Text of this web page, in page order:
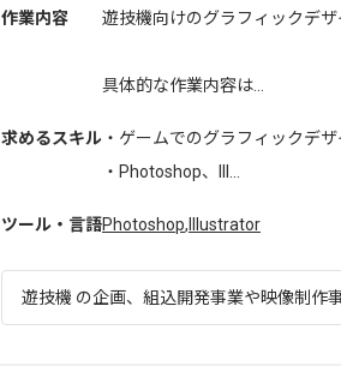
作業内容 遊技機向けのグラフィックデ
具体的な作業内容は...
求めるスキル ・ゲームでのグラフィックデ
・Photoshop、Ill...
ツール・言語Photoshop, Illustrator
遊技機 の企画、組込開発事業や映像制作